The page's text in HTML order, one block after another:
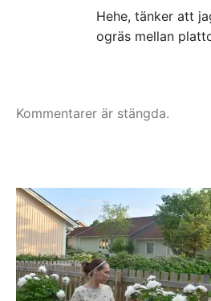
Hehe, tänker att
ogräs mellan
Kommentarer är stängda.